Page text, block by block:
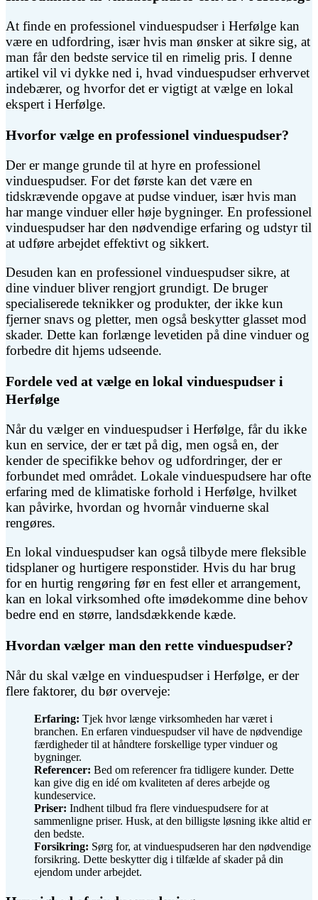
At finde en professionel vinduespudser i Herfølge kan
være en udfordring, især hvis man ønsker at sikre sig, at
man får den bedste service til en rimelig pris. I denne
artikel vil vi dykke ned i, hvad vinduespudser erhvervet
indebærer, og hvorfor det er vigtigt at vælge en lokal
ekspert i Herfølge.
Hvorfor vælge en professionel vinduespudser?
Der er mange grunde til at hyre en professionel
vinduespudser. For det første kan det være en
tidskrævende opgave at pudse vinduer, især hvis man
har mange vinduer eller høje bygninger. En professionel
vinduespudser har den nødvendige erfaring og udstyr til
at udføre arbejdet effektivt og sikkert.
Desuden kan en professionel vinduespudser sikre, at
dine vinduer bliver rengjort grundigt. De bruger
specialiserede teknikker og produkter, der ikke kun
fjerner snavs og pletter, men også beskytter glasset mod
skader. Dette kan forlænge levetiden på dine vinduer og
forbedre dit hjems udseende.
Fordele ved at vælge en lokal vinduespudser i
Herfølge
Når du vælger en vinduespudser i Herfølge, får du ikke
kun en service, der er tæt på dig, men også en, der
kender de specifikke behov og udfordringer, der er
forbundet med området. Lokale vinduespudsere har ofte
erfaring med de klimatiske forhold i Herfølge, hvilket
kan påvirke, hvordan og hvornår vinduerne skal
rengøres.
En lokal vinduespudser kan også tilbyde mere fleksible
tidsplaner og hurtigere responstider. Hvis du har brug
for en hurtig rengøring før en fest eller et arrangement,
kan en lokal virksomhed ofte imødekomme dine behov
bedre end en større, landsdækkende kæde.
Hvordan vælger man den rette vinduespudser?
Når du skal vælge en vinduespudser i Herfølge, er der
flere faktorer, du bør overveje:
Erfaring: Tjek hvor længe virksomheden har været i
branchen. En erfaren vinduespudser vil have de nødvendige
færdigheder til at håndtere forskellige typer vinduer og
bygninger.
Referencer: Bed om referencer fra tidligere kunder. Dette
kan give dig en idé om kvaliteten af deres arbejde og
kundeservice.
Priser: Indhent tilbud fra flere vinduespudsere for at
sammenligne priser. Husk, at den billigste løsning ikke altid er
den bedste.
Forsikring: Sørg for, at vinduespudseren har den nødvendige
forsikring. Dette beskytter dig i tilfælde af skader på din
ejendom under arbejdet.